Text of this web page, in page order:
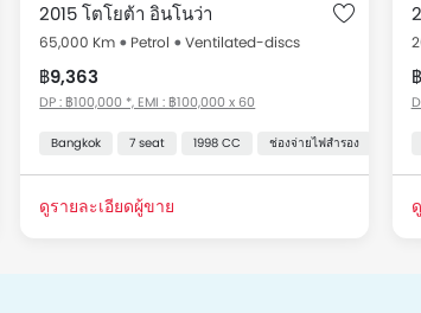
ระบบปรับอากาศอัตโนมัติ ระบบป้องกันล้อล็อก สัญญาณกะระยะถอยหลั
2015 โตโยต้า อินโนว่า
65,000 Km Petrol Ventilated-discs
฿9,363
DP : ฿100,000 *, EMI : ฿100,000 x 60
Bangkok 7 seat 1998 CC ช่องจ่ายไฟสำรอง ระบ
ดูรายละเอียดผู้ขาย